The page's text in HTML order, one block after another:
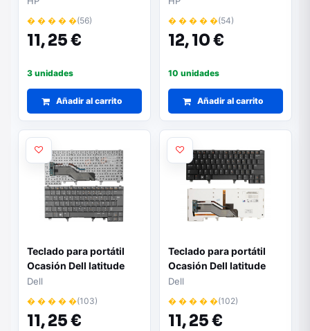
/ 640 g1 / negro con
marco alemán +
pegatina castellano
� � � � �(56)
11,25 €
3 unidades
Añadir al carrito
pegatina castellano
� � � � �(54)
12,10 €
10 unidades
Añadir al carrito
Teclado para portátil
Ocasión Dell latitude
e6420 / e5420 / e6320 /
6430 / Poinstick / negro
francés + pegatina
castellano
Dell
� � � � �(103)
11,25 €
Teclado para portátil
Ocasión Dell latitude
e6420 / e5420 / e6320 /
6430 / Poinstick / negro
inglés + pegatina
castellano
Dell
� � � � �(102)
11,25 €